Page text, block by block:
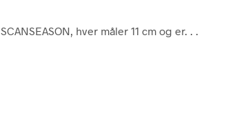
hver måler 11 cm og er. . .